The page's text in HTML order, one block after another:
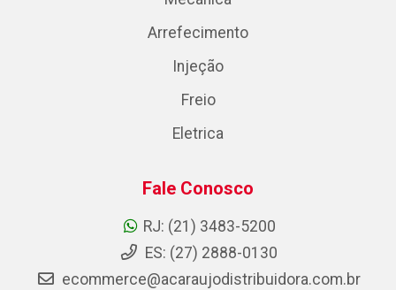
Arrefecimento
Injeção
Freio
Eletrica
Fale Conosco
RJ: (21) 3483-5200
ES: (27) 2888-0130
ecommerce@acaraujodistribuidora.com.br